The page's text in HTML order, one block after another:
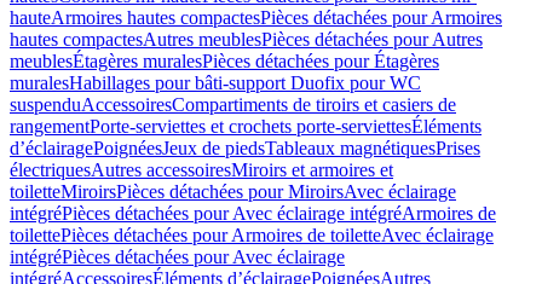
hauteArmoires hautes compactesPièces détachées pour Armoires
hautes compactesAutres meublesPièces détachées pour Autres
meublesÉtagères muralesPièces détachées pour Étagères
muralesHabillages pour bâti-support Duofix pour WC
suspenduAccessoiresCompartiments de tiroirs et casiers de
rangementPorte-serviettes et crochets porte-serviettesÉléments
d’éclairagePoignéesJeux de piedsTableaux magnétiquesPrises
électriquesAutres accessoiresMiroirs et armoires et
toiletteMiroirsPièces détachées pour MiroirsAvec éclairage
intégréPièces détachées pour Avec éclairage intégréArmoires de
toilettePièces détachées pour Armoires de toiletteAvec éclairage
intégréPièces détachées pour Avec éclairage
intégréAccessoiresÉléments d’éclairagePoignéesAutres